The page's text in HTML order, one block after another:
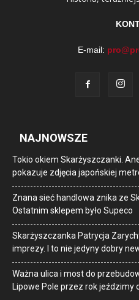
E-mail:
NAJNOWSZE
Tokio okiem Skarżyszczanki.
pokazuje zdjęcia japońskiej
Znana sieć handlowa znika ze
Ostatnim sklepem było Supeco
Skarżyszczanka Patrycja
imprezy. I to nie jedyny dobry
Ważna ulica i most do
Lipowe Pole przez rok jeździmy